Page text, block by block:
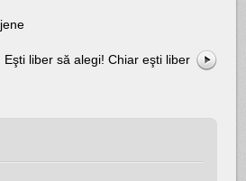
Eşti liber să alegi! Chiar eşti liber